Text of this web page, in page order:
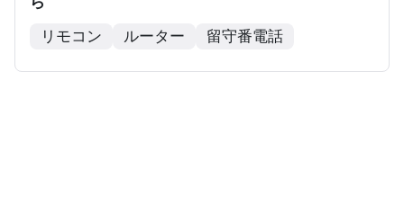
リモコン
ルーター 留守番電話